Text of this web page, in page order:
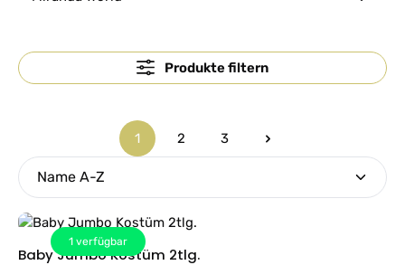
Produkte filtern
Seite
1
Seite
2
Seite
3
1 verfügbar
Baby Jumbo Kostüm 2tlg.